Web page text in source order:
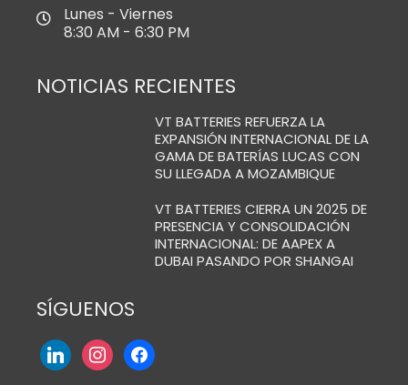
Lunes - Viernes
8:30 AM - 6:30 PM
NOTICIAS RECIENTES
VT BATTERIES REFUERZA LA
EXPANSIÓN INTERNACIONAL DE LA
GAMA DE BATERÍAS LUCAS CON
SU LLEGADA A MOZAMBIQUE
VT BATTERIES CIERRA UN 2025 DE
PRESENCIA Y CONSOLIDACIÓN
INTERNACIONAL: DE AAPEX A
DUBAI PASANDO POR SHANGAI
SÍGUENOS